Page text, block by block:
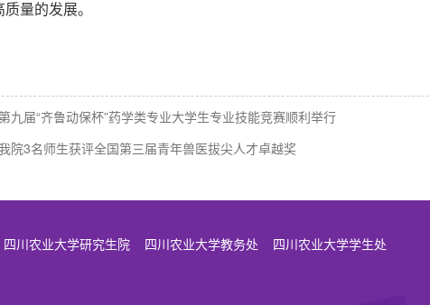
量的发展。
第九届“齐鲁动保杯”药学类专业大学生专业技能竞赛顺利举行
院3名师生获评全国第三届青年兽医拔尖人才卓越奖
四川农业大学研究生院 四川农业大学教务处 四川农业大学学生处